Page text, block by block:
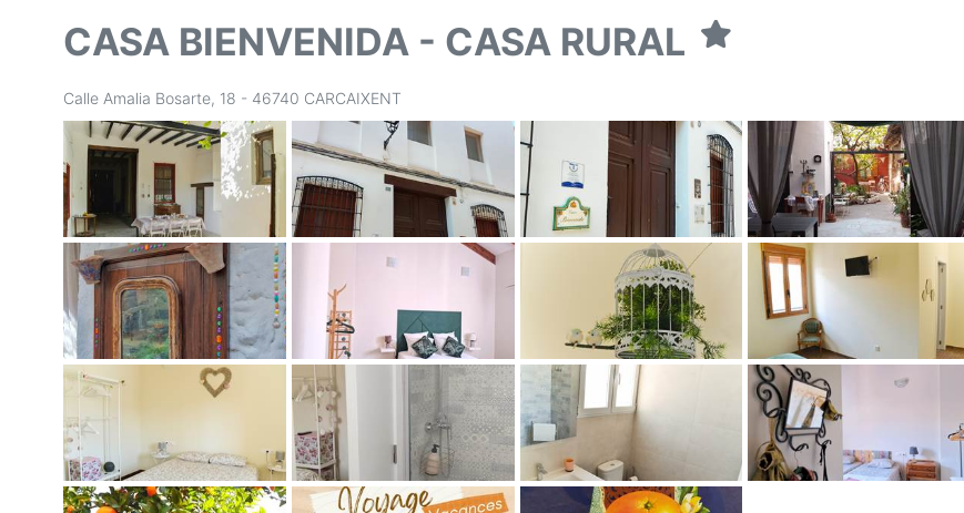
CASA BIENVENIDA - CASA RURAL
Calle Amalia Bosarte, 18 - 46740 CARCAIXENT